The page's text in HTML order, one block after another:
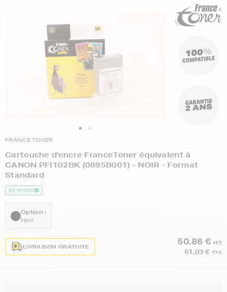
FRANCE TONER
Cartouche d'encre FranceToner équivalent à
CANON PFI102BK (0895B001) - NOIR - Format
Standard
EN STOCK
Option :
Noir
LIVRAISON GRATUITE
50,86 € HT
61,03 € TTC